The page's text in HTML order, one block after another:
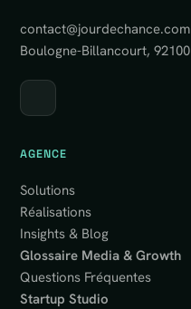
contact@jourdechance.com
Boulogne-Billancourt, 92100
AGENCE
Solutions
Réalisations
Insights & Blog
Glossaire Media & Growth
Questions Fréquentes
Startup Studio